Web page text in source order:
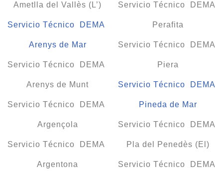
Ametlla del Vallès (L’)
Servicio Técnico DEMA
Arenys de Mar
Servicio Técnico DEMA
Arenys de Munt
Servicio Técnico DEMA
Argençola
Servicio Técnico DEMA
Argentona
Servicio Técnico DEMA
Perafita
Servicio Técnico DEMA
Piera
Servicio Técnico DEMA
Pineda de Mar
Servicio Técnico DEMA
Pla del Penedès (El)
Servicio Técnico DEMA